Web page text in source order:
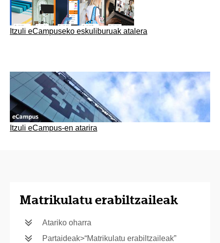
Itzuli eCampuseko eskuliburuak atalera
Itzuli eCampus-en atarira
Matrikulatu erabiltzaileak
Atariko oharra
Partaideak>“Matrikulatu erabiltzaileak”